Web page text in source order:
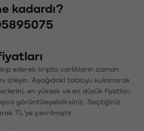
kadardı?
ederek kripto varlıkların zaman
izleyin. Aşağıdaki tabloyu kullanarak
en yüksek ve en düşük fiyatları
görüntüleyebilirsiniz. Seçtiğiniz
TL'ye çevrilmiştir.